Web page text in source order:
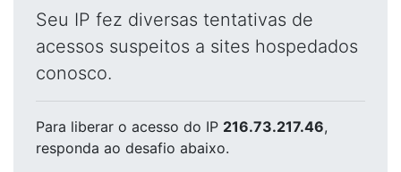
Seu IP fez diversas tentativas de
acessos suspeitos a sites hospedados
conosco.
Para liberar o acesso do IP 216.73.217.46,
responda ao desafio abaixo.